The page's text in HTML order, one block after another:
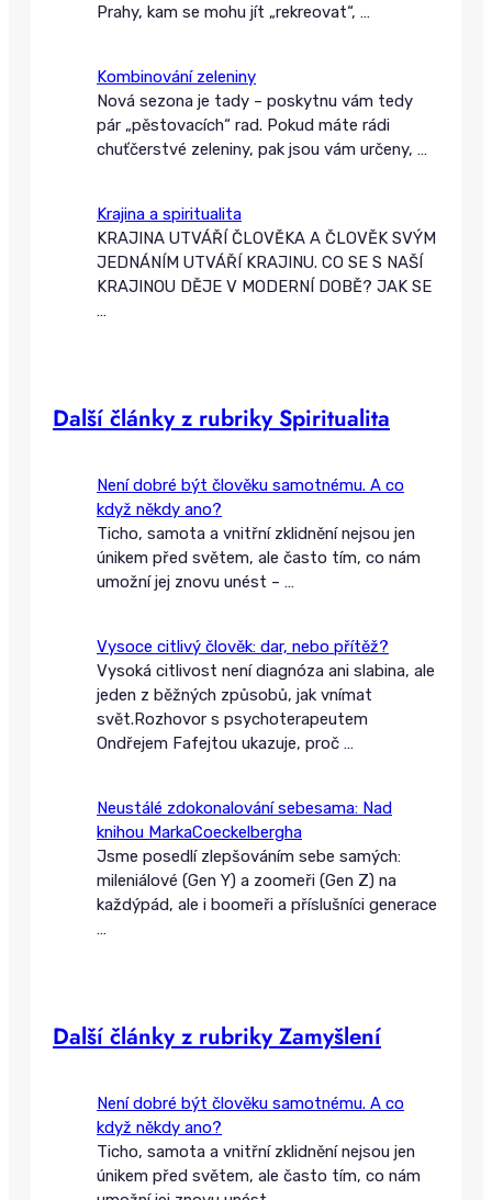
Prahy, kam se mohu jít „rekreovat“, …
Kombinování zeleniny
Nová sezona je tady – poskytnu vám tedy
pár „pěstovacích“ rad. Pokud máte rádi
chuťčerstvé zeleniny, pak jsou vám určeny, …
Krajina a spiritualita
KRAJINA UTVÁŘÍ ČLOVĚKA A ČLOVĚK SVÝM
JEDNÁNÍM UTVÁŘÍ KRAJINU. CO SE S NAŠÍ
KRAJINOU DĚJE V MODERNÍ DOBĚ? JAK SE
…
Další články z rubriky Spiritualita
Není dobré být člověku samotnému. A co
když někdy ano?
Ticho, samota a vnitřní zklidnění nejsou jen
únikem před světem, ale často tím, co nám
umožní jej znovu unést – …
Vysoce citlivý člověk: dar, nebo přítěž?
Vysoká citlivost není diagnóza ani slabina, ale
jeden z běžných způsobů, jak vnímat
svět.Rozhovor s psychoterapeutem
Ondřejem Fafejtou ukazuje, proč …
Neustálé zdokonalování sebesama: Nad
knihou MarkaCoeckelbergha
Jsme posedlí zlepšováním sebe samých:
mileniálové (Gen Y) a zoomeři (Gen Z) na
každýpád, ale i boomeři a příslušníci generace
…
Další články z rubriky Zamyšlení
Není dobré být člověku samotnému. A co
když někdy ano?
Ticho, samota a vnitřní zklidnění nejsou jen
únikem před světem, ale často tím, co nám